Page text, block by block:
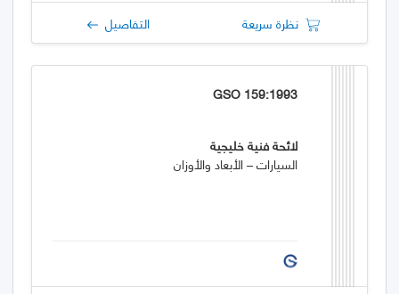
نظرة سريعة التفاصيل
GSO 159:1993
لائحة فنية خليجية
السيارات – الأبعاد والأوزان